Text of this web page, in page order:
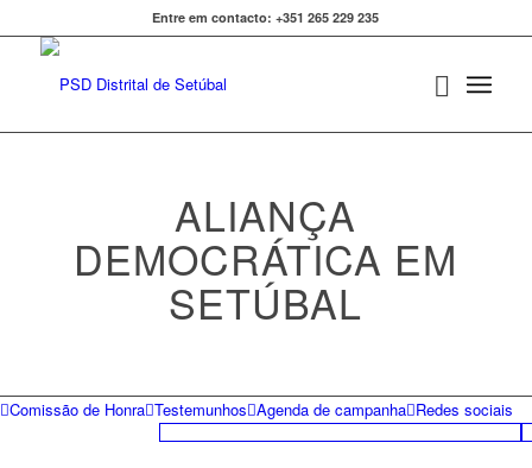
Entre em contacto: +351 265 229 235
ALIANÇA
DEMOCRÁTICA EM
SETÚBAL
Comissão de Honra Testemunhos Agenda de campanha Redes sociais